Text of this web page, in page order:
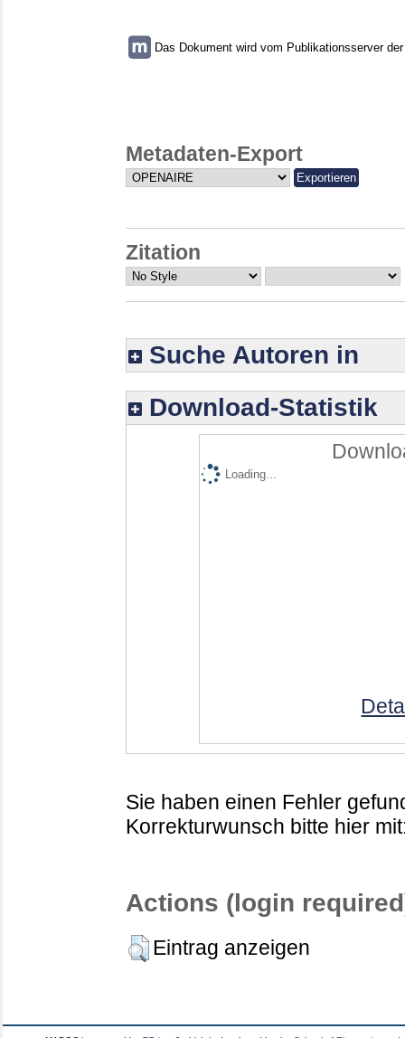
Das Dokument wird vom Publikationsserver
Metadaten-Export
Zitation
Suche Autoren in
Download-Statistik
Loading...
Sie haben einen Fehler
Korrekturwunsch bitte hier
Actions (login
Eintrag anzeigen